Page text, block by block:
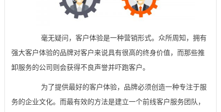
毫无疑问，客户体验是一种营销形式。众所周知，拥有
强大客户体验的品牌对客户来说具有很高的终身价值，而那些推
卸服务的公司则会获得不良声誉并吓跑客户。
为了提供最好的客户体验，品牌必须创造一种专注于服
务的企业文化。而最有效的方法是建立一个前线客户服务团队，